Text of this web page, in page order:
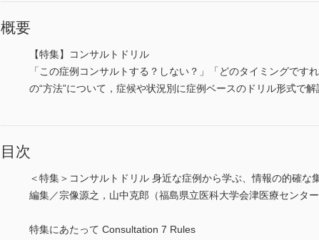
概要
【特集】コンサルトドリル
「この症例コンサルトする？しない？」「どのタイミングで
の“方法”について，症候や状況別に症例ベースのドリル形式で解
目次
＜特集＞コンサルトドリル 身近な症例から学ぶ、情報の的確な
編集／宗像源之，山中克郎（福島県立医科大学会津医療センター
特集にあたって Consultation 7 Rules